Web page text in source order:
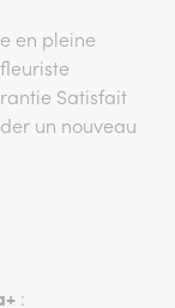
en pleine
Satisfait
un nouveau
: